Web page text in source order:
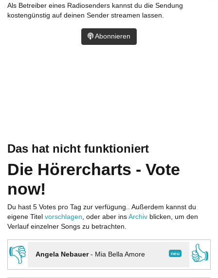
Das hat nicht funktioniert
Die Hörercharts - Vote
now!
Du hast 5 Votes pro Tag zur verfügung.. Außerdem kannst du
eigene Titel vorschlagen, oder aber ins Archiv blicken, um den
Verlauf einzelner Songs zu betrachten.
👎 neu
Angela Nebauer- Mia Bella Amore
👍
Als Betreiber eines Radiosenders kannst du die Sendung
kostengünstig auf deinen Sender streamen lassen.
Abonnieren